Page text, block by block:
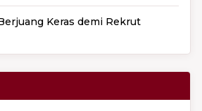
Keras demi Rekrut